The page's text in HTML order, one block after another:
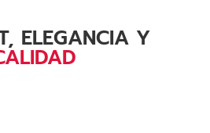
ELEGANCIA Y